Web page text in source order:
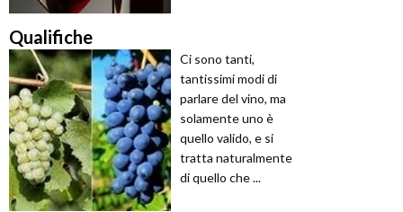
Qualifiche
Ci sono tanti,
tantissimi modi di
parlare del vino, ma
solamente uno è
quello valido, e si
tratta naturalmente
di quello che ...